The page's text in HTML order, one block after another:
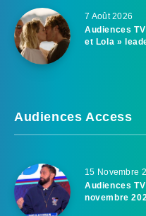
7 Août 2026
Audiences
et Lola »
Audiences Access
15 Novembre
Audiences
novembre